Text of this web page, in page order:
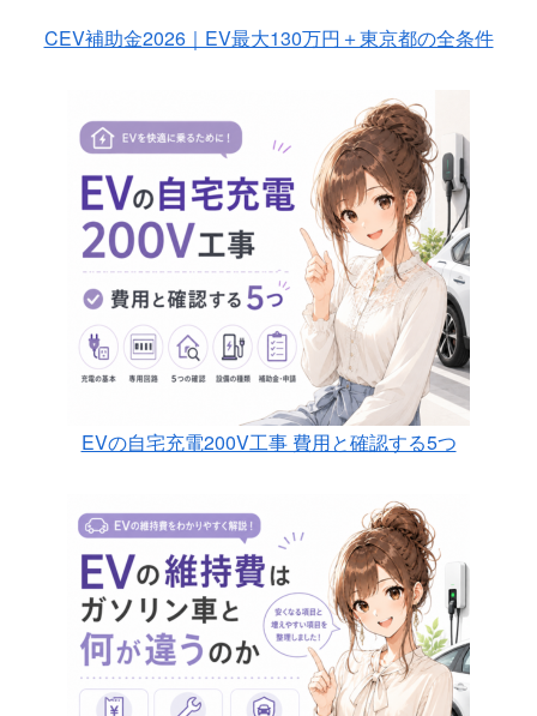
CEV補助金2026｜EV最大130万円＋東京都の全条件
EVの自宅充電200V工事 費用と確認する5つ